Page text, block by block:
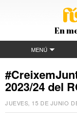
En
MENÚ
2023/24 del
JUEVES, 15 DE JUNIO